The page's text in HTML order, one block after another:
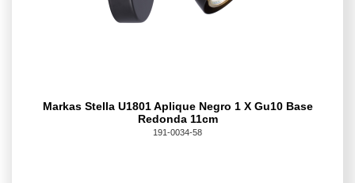
Markas Stella U1801 Aplique Negro 1 X Gu10 Base
Redonda 11cm
191-0034-58